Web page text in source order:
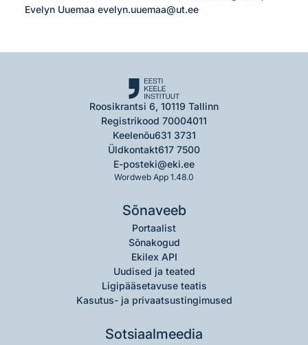
Evelyn Uuemaa evelyn.uuemaa@ut.ee
Roosikrantsi 6, 10119 Tallinn
Registrikood 70004011
Keelenõu631 3731
Üldkontakt617 7500
E-posteki@eki.ee
Wordweb App 1.48.0
Sõnaveeb
Portaalist
Sõnakogud
Ekilex API
Uudised ja teated
Ligipääsetavuse teatis
Kasutus- ja privaatsustingimused
Sotsiaalmeedia